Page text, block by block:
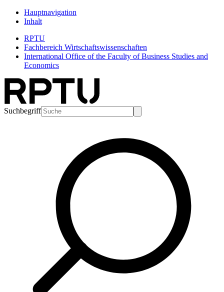
Hauptnavigation
Inhalt
RPTU
Fachbereich Wirtschaftswissenschaften
International Office of the Faculty of Business Studies and
Economics
Suchbegriff